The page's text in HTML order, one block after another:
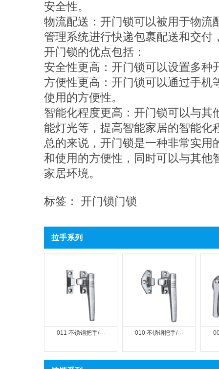
安全性。
物流配送：开门锁可以被用于物流
管理系统进行快递包裹配送和交付
开门锁的优点包括：
安全性更高：开门锁可以设置多
方便性更高：开门锁可以通过手机
使用的方便性。
智能化程度更高：开门锁可以与
能灯光等，提高智能家居的智能化
总的来说，开门锁是一种非常实
和使用的方便性，同时可以与其他
家居环境。
标签： 开门锁门锁
拉手系列
011 不锈钢把手/··· 010 不锈钢把手/···